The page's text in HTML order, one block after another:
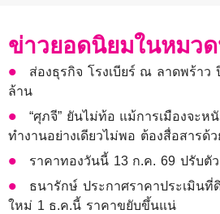
ข่าวยอดนิยมในหมว
ส่องธุรกิจ โรงเบียร์ ณ ลาดพร้าว
ล้าน
“ศุภจี” ยันไม่ท้อ แม้การเมืองจะห
ทำงานอย่างเดียวไม่พอ ต้องสื่อสารด้ว
ราคาทองวันนี้ 13 ก.ค. 69 ปรับตั
ธนารักษ์ ประกาศราคาประเมินที่
ใหม่ 1 ธ.ค.นี้ ราคาขยับขึ้นแน่